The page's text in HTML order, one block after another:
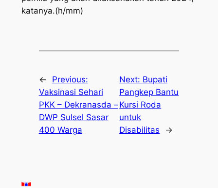
katanya.(h/mm)
←
Previous:
Vaksinasi Sehari
PKK – Dekranasda –
DWP Sulsel Sasar
400 Warga
Next: Bupati
Pangkep Bantu
Kursi Roda
untuk
Disabilitas
→